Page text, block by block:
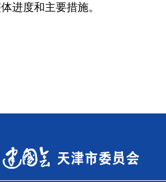
度和主要措施。